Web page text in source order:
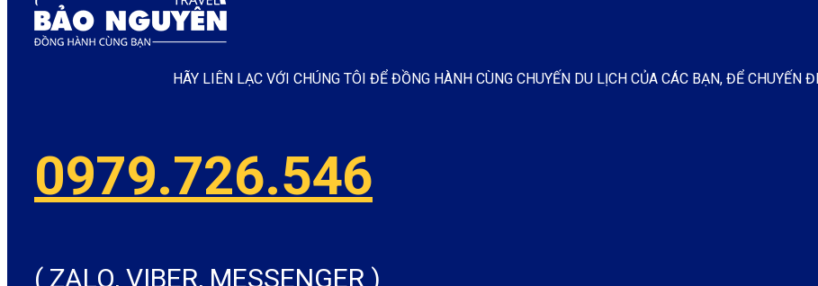
HÃY LIÊN LẠC VỚI CHÚNG TÔI ĐỂ ĐỒNG HÀNH CÙNG CHUYẾN DU LỊCH CỦA CÁC BẠN, ĐỂ CHUYẾN
0979.726.546
( ZALO, VIBER, MESSENGER )